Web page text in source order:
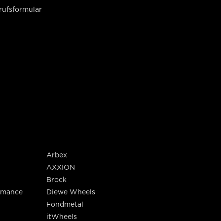
Arbex
AXXION
Brock
Diewe Wheels
Fondmetal
itWheels